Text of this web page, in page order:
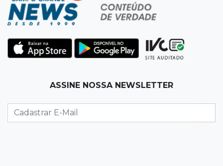
07:01Editorial
promessas, mas deixam a conta para depois
Domingo é dia de Festival do Sobá e feiras em
SÁBADO, 08 DE AGOSTO
ASSINE NOSSA NEWSLETTER